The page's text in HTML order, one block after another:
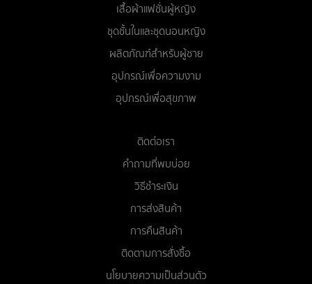
เสื้อผ้าแฟชั่นผู้หญิง
ชุดชั้นในและชุดนอนหญิง
ผลิตภัณฑ์สำหรับผู้ชาย
อุปกรณ์เพื่อความงาม
อุปกรณ์เพื่อสุขภาพ
ติดต่อเรา
คำถามที่พบบ่อย
วิธีชำระเงิน
การส่งสินค้า
การคืนสินค้า
ติดตามการสั่งซื้อ
นโยบายความเป็นส่วนตัว